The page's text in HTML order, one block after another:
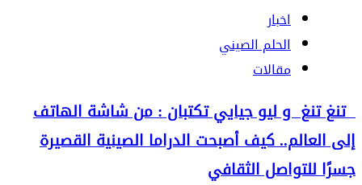
اخبار
الحلم الصيني
مقالات
تنغ تنغ و ليو جيايي تكتبان : من شاشة الهاتف
إلى العالم.. كيف أصبحت الدراما الصينية القصيرة
جسرًا للتواصل الثقافي